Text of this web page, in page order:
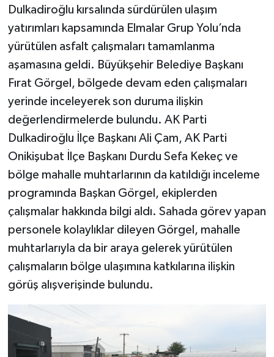
Dulkadiroğlu kırsalında sürdürülen ulaşım
yatırımları kapsamında Elmalar Grup Yolu’nda
yürütülen asfalt çalışmaları tamamlanma
aşamasına geldi. Büyükşehir Belediye Başkanı
Fırat Görgel, bölgede devam eden çalışmaları
yerinde inceleyerek son duruma ilişkin
değerlendirmelerde bulundu. AK Parti
Dulkadiroğlu İlçe Başkanı Ali Çam, AK Parti
Onikişubat İlçe Başkanı Durdu Sefa Kekeç ve
bölge mahalle muhtarlarının da katıldığı inceleme
programında Başkan Görgel, ekiplerden
çalışmalar hakkında bilgi aldı. Sahada görev yapan
personele kolaylıklar dileyen Görgel, mahalle
muhtarlarıyla da bir araya gelerek yürütülen
çalışmaların bölge ulaşımına katkılarına ilişkin
görüş alışverişinde bulundu.
YAŞAM
KÜLTÜR SANAT